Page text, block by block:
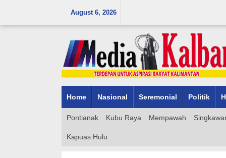
August 6, 2026
Home Nasional Seremonial Politik
Pontianak Kubu Raya Mempawah
Kapuas Hulu